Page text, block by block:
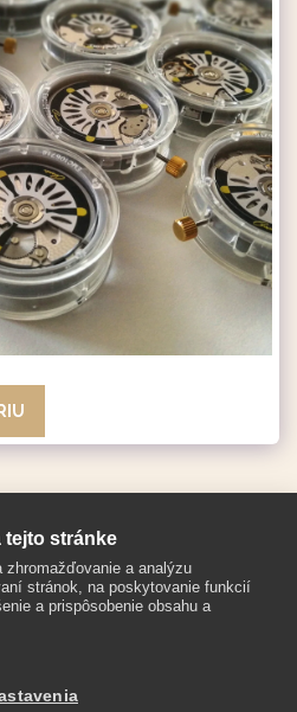
tejto stránke
a analýzu
stránok, na poskytovanie funkcií
a prispôsobenie obsahu a